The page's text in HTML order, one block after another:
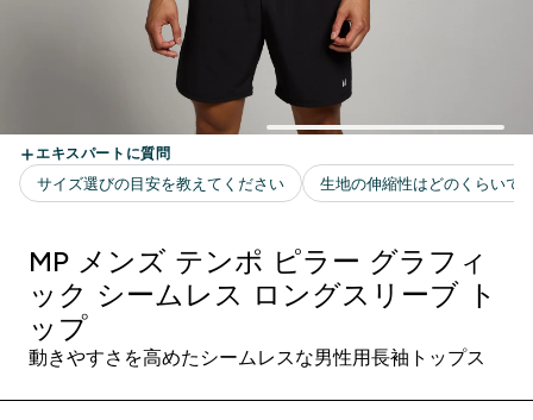
MP メンズ テンポ ピラー グラフィ
ック シームレス ロングスリーブ ト
ップ
動きやすさを高めたシームレスな男性用長袖トップス